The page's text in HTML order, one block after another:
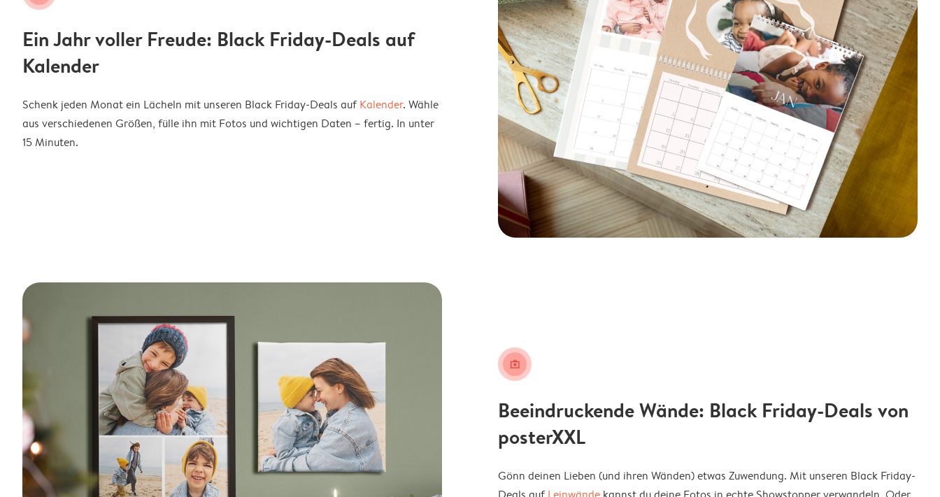
Ein Jahr voller Freude: Black Friday-Deals auf
Kalender
Schenk jeden Monat ein Lächeln mit unseren Black Friday-Deals aufKalender. Wähle
aus verschiedenen Größen, fülle ihn mit Fotos und wichtigen Daten – fertig. In unter
15 Minuten.
wall_art
Beeindruckende Wände: Black Friday-Deals von
posterXXL
Gönn deinen Lieben (und ihren Wänden) etwas Zuwendung. Mit unseren Black Friday-